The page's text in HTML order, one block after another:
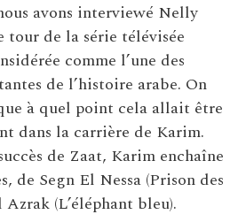
avons interviewé Nelly
de la série télévisée
comme l’une des
de l’histoire arabe. On
à quel point cela allait être
dans la carrière de Karim.
de Zaat, Karim enchaîne
de Segn El Nessa (Prison des
(L’éléphant bleu).